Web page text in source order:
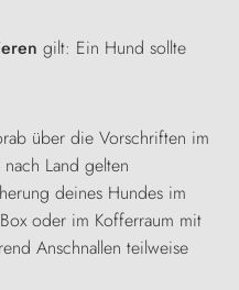
gilt: Ein Hund sollte
über die Vorschriften im
Land gelten
deines Hundes im
oder im Kofferraum mit
Anschnallen teilweise